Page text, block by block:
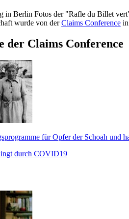
in Berlin Fotos der "Rafle du Billet
wurde von derClaims Conference
der Claims Conference
für Opfer der Schoah und
durch COVID19